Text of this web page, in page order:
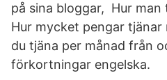
på sina bloggar, Hur
Hur mycket pengar
du tjäna per månad från
förkortningar engelska.